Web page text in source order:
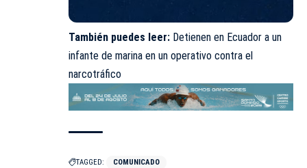
También puedes leer: Detienen en Ecuador a un
infante de marina en un operativo contra el
narcotráfico
TAGGED: COMUNICADO